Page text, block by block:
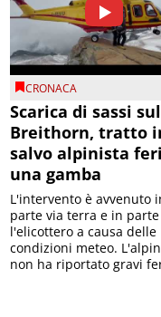
CRONACA
Scarica di sassi sul
Breithorn, tratto
salvo alpinista
una gamba
L'intervento è avvenuto
parte via terra e in parte
l'elicottero a causa delle
condizioni meteo.
non ha riportato gravi